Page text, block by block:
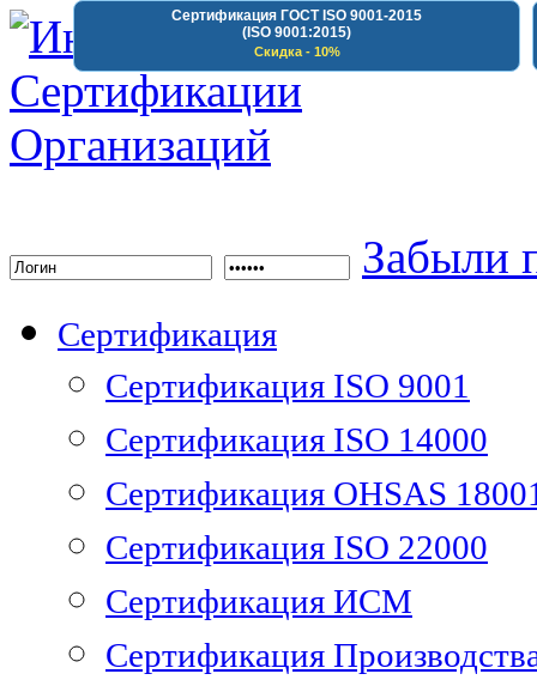
Сертификация ГОСТ ISO 9001-2015
(ISO 9001:2015)
Скидка - 10%
Забыли
Сертификация
Сертификация ISO 9001
Сертификация ISO 14000
Сертификация OHSAS
Сертификация ISO 22000
Сертификация ИСМ
Сертификация